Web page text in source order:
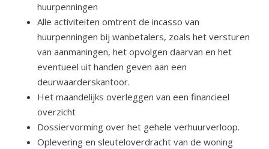
huurpenningen
Alle activiteiten omtrent de incasso van
huurpenningen bij wanbetalers, zoals het versturen
van aanmaningen, het opvolgen daarvan en het
eventueel uit handen geven aan een
deurwaarderskantoor.
Het maandelijks overleggen van een financieel
overzicht
Dossiervorming over het gehele verhuurverloop.
Oplevering en sleuteloverdracht van de woning